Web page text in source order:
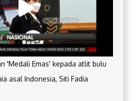
'Medali Emas' kepada atlit bulu
asal Indonesia, Siti Fadia